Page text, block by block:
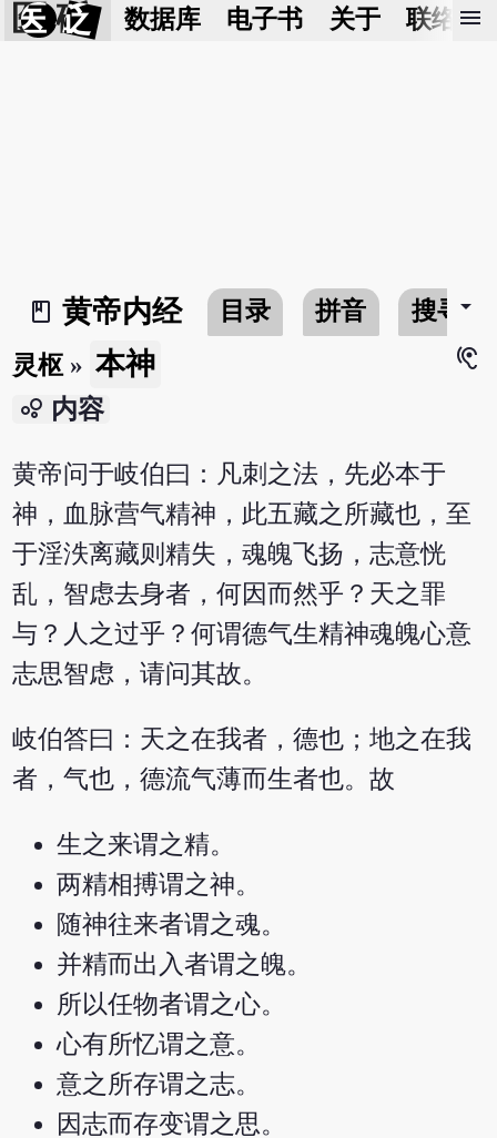
医 砭 数据库 电子书 关于 联络我
menu
book_2
黄帝内经 目录 拼音 搜寻arrow_drop_down
灵枢 » 本神
hearing
bubble_chart 内容
黄帝问于岐伯曰：凡刺之法，先必本于
神，血脉营气精神，此五藏之所藏也，至
于淫泆离藏则精失，魂魄飞扬，志意恍
乱，智虑去身者，何因而然乎？天之罪
与？人之过乎？何谓德气生精神魂魄心意
志思智虑，请问其故。
岐伯答曰：天之在我者，德也；地之在我
者，气也，德流气薄而生者也。故
生之来谓之精。
两精相搏谓之神。
随神往来者谓之魂。
并精而出入者谓之魄。
所以任物者谓之心。
心有所忆谓之意。
意之所存谓之志。
因志而存变谓之思。